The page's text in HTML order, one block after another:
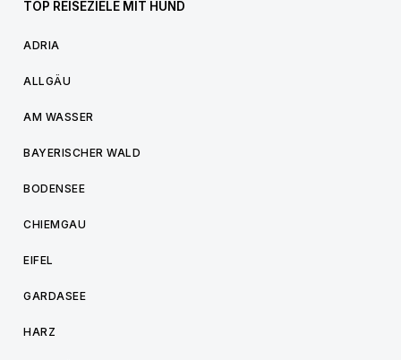
TOP REISEZIELE MIT HUND
ADRIA
ALLGÄU
AM WASSER
BAYERISCHER WALD
BODENSEE
CHIEMGAU
EIFEL
GARDASEE
HARZ